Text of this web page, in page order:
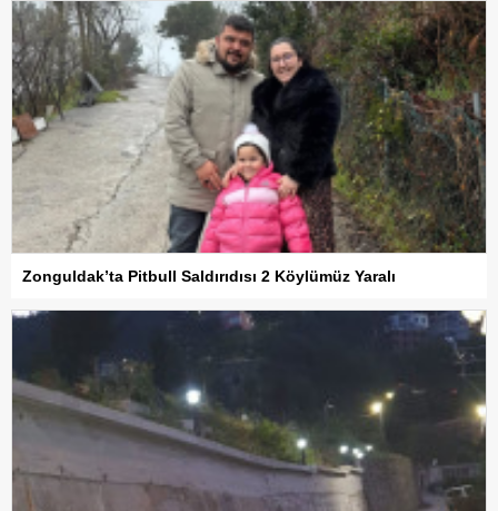
Zonguldak’ta Pitbull Saldırıdısı 2 Köylümüz Yaralı